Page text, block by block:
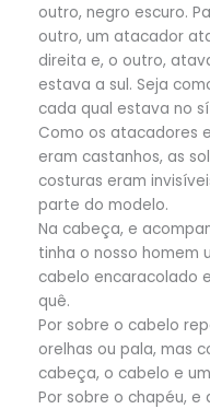
outro, negro escuro.
outro, um atacador
direita e, o outro,
estava a sul. Seja
cada qual estava no
Como os atacadores
eram castanhos, as
costuras eram
parte do modelo.
Na cabeça, e
tinha o nosso homem
cabelo encaracolado
quê.
Por sobre o cabelo
orelhas ou pala, mas
cabeça, o cabelo e
Por sobre o chapéu, e